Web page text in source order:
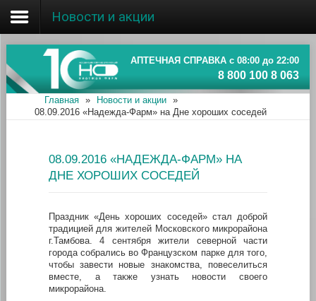
Главная
Об ассоциации
Наши аптеки
Информация
Новости и акции
АПТЕЧНАЯ СПРАВКА с 08:00 до 22:00
8 800 100 8 063
Главная » Новости и акции
»
08.09.2016 «Надежда-Фарм» на Дне хороших соседей
08.09.2016 «НАДЕЖДА-ФАРМ» НА
ДНЕ ХОРОШИХ СОСЕДЕЙ
Праздник «День хороших соседей» стал доброй
традицией для жителей Московского микрорайона
г.Тамбова. 4 сентября жители северной части
города собрались во Французском парке для того,
чтобы завести новые знакомства, повеселиться
вместе, а также узнать новости своего
микрорайона.